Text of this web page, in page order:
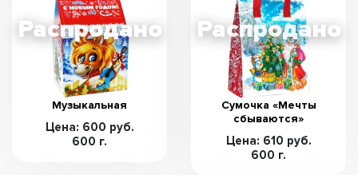
Музыкальная
Цена: 600 руб.
600 г.
Сумочка «Мечты
сбываются»
Цена: 610 руб.
600 г.